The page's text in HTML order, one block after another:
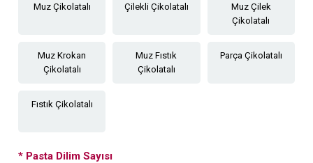
Muz Çikolatalı Çilekli Çikolatalı
Muz Çilek
Çikolatalı
Muz Krokan
Çikolatalı
Muz Fıstık
Çikolatalı
Parça Çikolatalı
Fıstık Çikolatalı
* Pasta Dilim Sayısı